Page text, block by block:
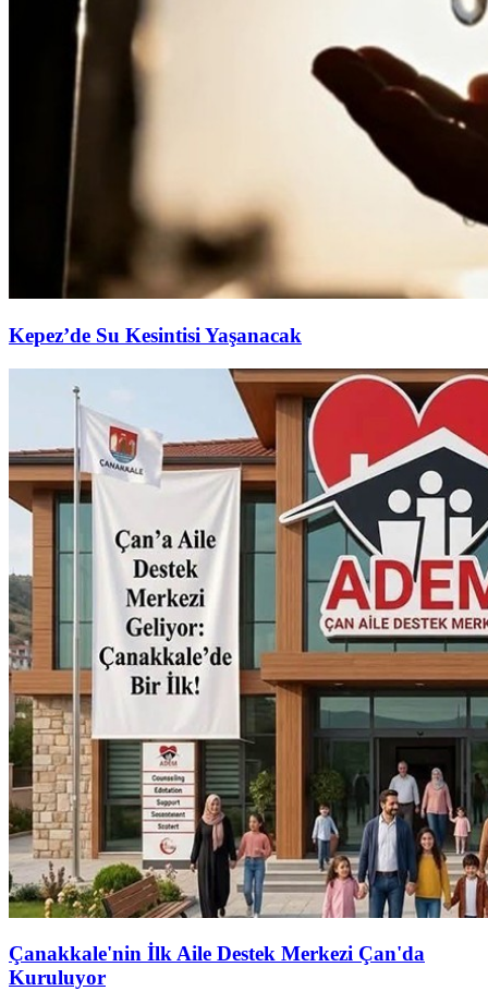
Kepez’de Su Kesintisi Yaşanacak
Çanakkale'nin İlk Aile Destek Merkezi Çan'da
Kuruluyor